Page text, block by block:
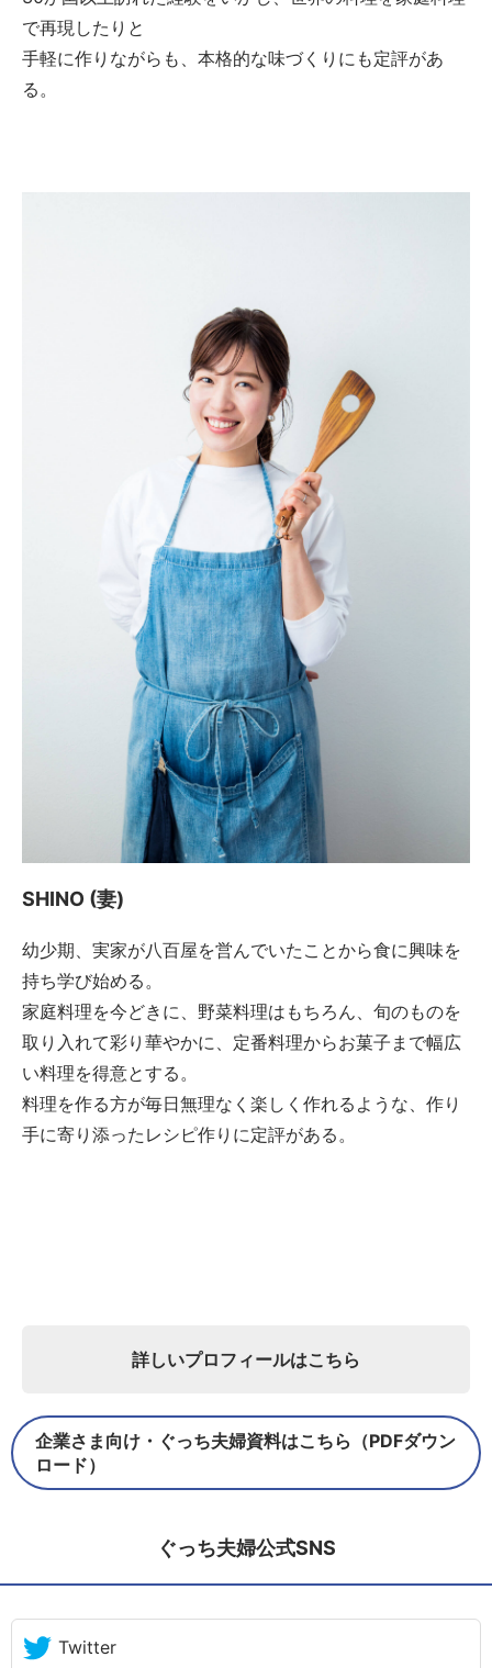
で再現したりと
手軽に作りながらも、本格的な味づくりにも定評があ
る。
SHINO (妻)
幼少期、実家が八百屋を営んでいたことから食に興味を
持ち学び始める。
家庭料理を今どきに、野菜料理はもちろん、旬のものを
取り入れて彩り華やかに、定番料理からお菓子まで幅広
い料理を得意とする。
料理を作る方が毎日無理なく楽しく作れるような、作り
手に寄り添ったレシピ作りに定評がある。
詳しいプロフィールはこちら
企業さま向け・ぐっち夫婦資料はこちら（PDFダウン
ロード）
ぐっち夫婦公式SNS
Twitter